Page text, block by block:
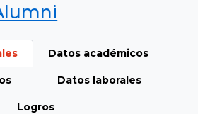
Datos académicos
Datos laborales
Logros